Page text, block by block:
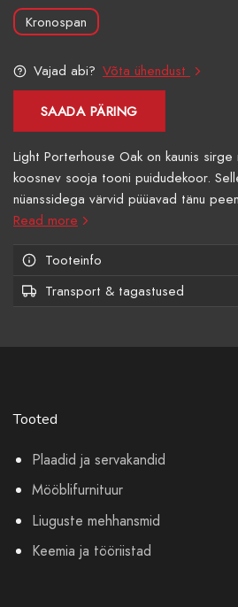
Kronospan
Vajad abi? Võta ühendust
SAADA PÄRING
Light Porterhouse Oak on kaunis
koosnev sooja tooni puidudekoor.
nüanssidega värvid püüavad tänu
Read more
Tooteinfo
Transport & tagastused
Tooted
Plaadid ja servakandid
Mööblifurnituur
Liuguste mehhansmid
Keemia ja tööriistad